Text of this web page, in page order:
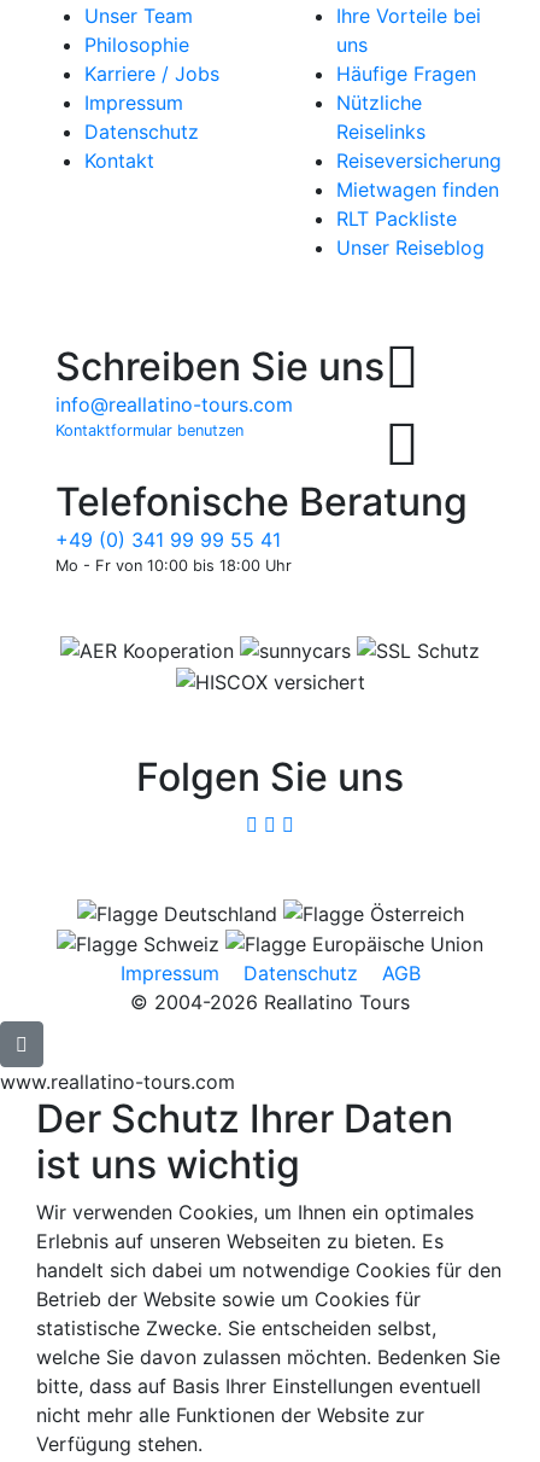
Unser Team
Philosophie
Karriere / Jobs
Impressum
Datenschutz
Kontakt
Ihre Vorteile bei
uns
Häufige Fragen
Nützliche
Reiselinks
Reiseversicherung
Mietwagen finden
RLT Packliste
Unser Reiseblog
Schreiben Sie uns
info@reallatino-tours.com
Kontaktformular benutzen
Telefonische Beratung
+49 (0) 341 99 99 55 41
Mo - Fr von 10:00 bis 18:00 Uhr
Folgen Sie uns
Impressum Datenschutz
AGB
© 2004-2026 Reallatino Tours
www.reallatino-tours.com
Der Schutz Ihrer Daten
ist uns wichtig
Wir verwenden Cookies, um Ihnen ein optimales
Erlebnis auf unseren Webseiten zu bieten. Es
handelt sich dabei um notwendige Cookies für den
Betrieb der Website sowie um Cookies für
statistische Zwecke. Sie entscheiden selbst,
welche Sie davon zulassen möchten. Bedenken Sie
bitte, dass auf Basis Ihrer Einstellungen eventuell
nicht mehr alle Funktionen der Website zur
Verfügung stehen.